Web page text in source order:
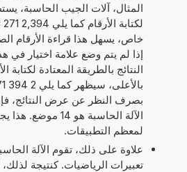
المثال، آلات الجيب الحاسبة،
خاص، يسهل هذا قراءة الأرقام
إذا لم يتم وضع علامة اختيار
النتائج بالطريقة المعتادة لكتابة
بصرف النظر عن عرض النتائج،
الآلة الحاسبة هو
لمعظم التطبيقات.
علاوة على ذلك، تقوم الآلة
تعبيرات الرياضيات. كنتيجة